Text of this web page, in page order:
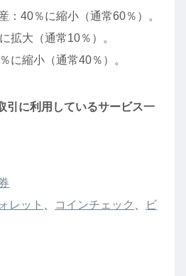
：40％に縮小（通常60％）。
拡大（通常10％）。
に縮小（通常40％）。
引に利用しているサービス一
レット コインチェック
ビ